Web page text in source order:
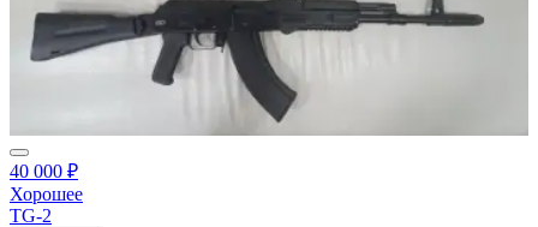
40 000 ₽
Хорошее
TG-2